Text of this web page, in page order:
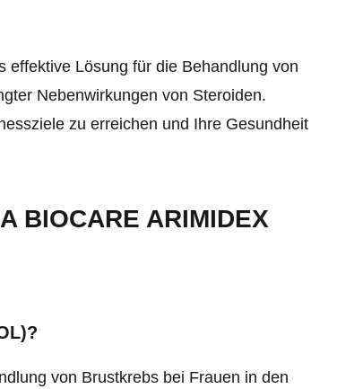
effektive Lösung für die Behandlung von
Nebenwirkungen von Steroiden.
zu erreichen und Ihre Gesundheit
BIOCARE ARIMIDEX
von Brustkrebs bei Frauen in den